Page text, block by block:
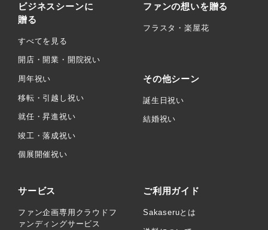
ビジネスシーンに
贈る
すべてを見る
開店・開業・開院祝い
周年祝い
移転・引越し祝い
就任・昇進祝い
竣工・落成祝い
個展開催祝い
ファンの想いを贈る
フラスタ・楽屋花
その他シーン
誕生日祝い
結婚祝い
サービス
ファン企画専用クラウドフ
ァンディングサービス
ご利用ガイド
Sakaseruとは